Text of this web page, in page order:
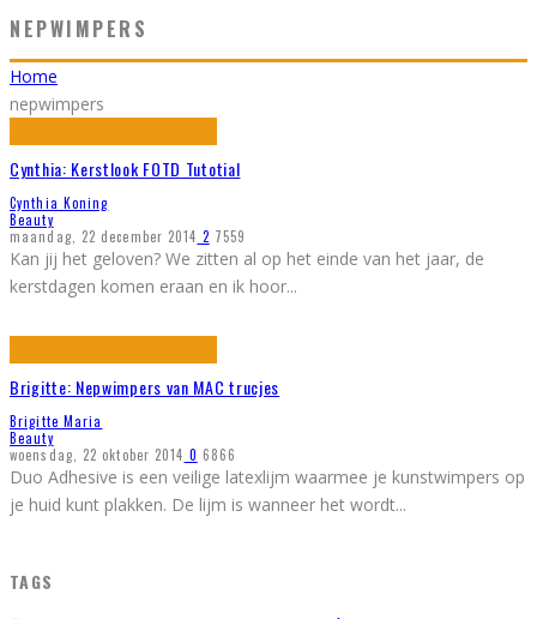
NEPWIMPERS
Home
nepwimpers
Cynthia: Kerstlook FOTD Tutotial
Cynthia Koning
Beauty
maandag, 22 december 2014 2 7559
Kan jij het geloven? We zitten al op het einde van het jaar, de
kerstdagen komen eraan en ik hoor...
Brigitte: Nepwimpers van MAC trucjes
Brigitte Maria
Beauty
woensdag, 22 oktober 2014 0 6866
Duo Adhesive is een veilige latexlijm waarmee je kunstwimpers op
je huid kunt plakken. De lijm is wanneer het wordt...
TAGS